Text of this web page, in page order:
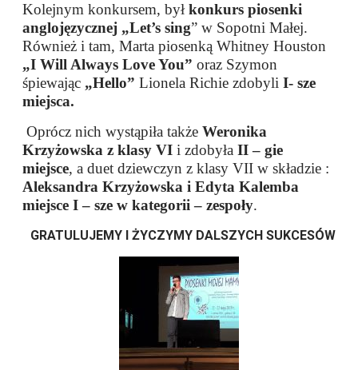
Kolejnym konkursem, byłkonkurs piosenki
anglojęzycznej „Let’s sing” w Sopotni Małej.
Również i tam, Marta piosenką Whitney Houston
„I Will Always Love You” oraz Szymon
śpiewając „Hello” Lionela Richie zdobyli I- sze
miejsca.
Oprócz nich wystąpiła takżeWeronika
Krzyżowska z klasy VI i zdobyłaII – gie
miejsce, a duet dziewczyn z klasy VII w składzie :
Aleksandra Krzyżowska i Edyta Kalemba
miejsce I – sze w kategorii – zespoły.
GRATULUJEMY I ŻYCZYMY DALSZYCH SUKCESÓW